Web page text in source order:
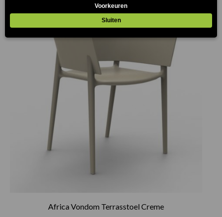
Africa Vondom Terrasstoel Creme